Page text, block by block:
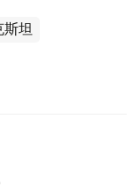
斯坦